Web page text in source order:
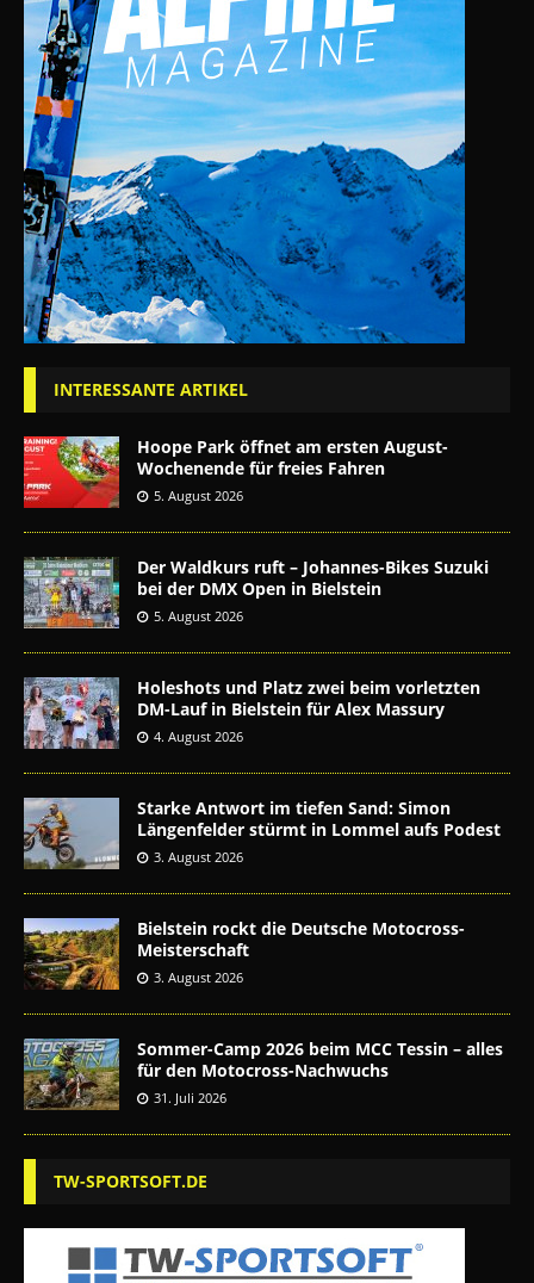
INTERESSANTE ARTIKEL
Hoope Park öffnet am ersten August-
Wochenende für freies Fahren
5. August 2026
Der Waldkurs ruft – Johannes-Bikes Suzuki
bei der DMX Open in Bielstein
5. August 2026
Holeshots und Platz zwei beim vorletzten
DM-Lauf in Bielstein für Alex Massury
4. August 2026
Starke Antwort im tiefen Sand: Simon
Längenfelder stürmt in Lommel aufs Podest
3. August 2026
Bielstein rockt die Deutsche Motocross-
Meisterschaft
3. August 2026
Sommer-Camp 2026 beim MCC Tessin – alles
für den Motocross-Nachwuchs
31. Juli 2026
TW-SPORTSOFT.DE